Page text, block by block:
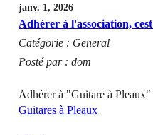
janv. 1, 2026
Adhérer à l'association,
Catégorie : General
Posté par : dom
Adhérer à "Guitare à
Guitares à Pleaux